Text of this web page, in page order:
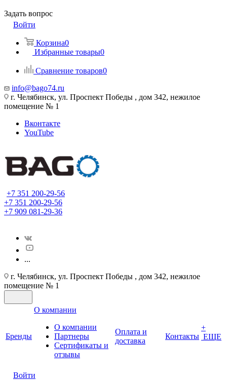
Задать вопрос
Войти
Корзина0
Избранные товары0
Сравнение товаров0
info@bago74.ru
г. Челябинск, ул. Проспект Победы , дом 342, нежилое
помещение № 1
Вконтакте
YouTube
+7 351 200-29-56
+7 351 200-29-56
+7 909 081-29-36
...
г. Челябинск, ул. Проспект Победы , дом 342, нежилое
помещение № 1
Бренды
О компании
О компании
Партнеры
Cертификаты и
отзывы
Оплата и
доставка
Контакты
+
ЕЩЕ
Войти